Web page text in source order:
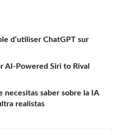
d’utiliser ChatGPT sur
AI-Powered Siri to Rival
necesitas saber sobre la IA
realistas